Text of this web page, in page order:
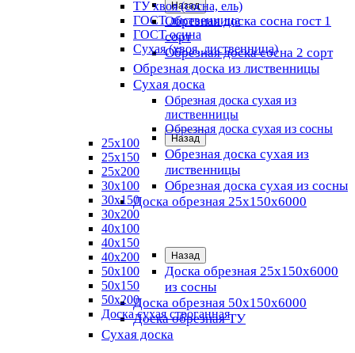
Назад
Обрезная доска сосна гост 1
сорт
Обрезная доска сосна 2 сорт
Обрезная доска из лиственницы
Сухая доска
Назад
Обрезная доска сухая из
лиственницы
Обрезная доска сухая из сосны
Доска обрезная 25х150х6000
Назад
Доска обрезная 25x150x6000
из сосны
Доска обрезная 50х150х6000
Доска обрезная ТУ
Сухая доска
ТУ хвоя (сосна, ель)
ГОСТ лиственница
ГОСТ осина
Сухая (хвоя, лиственница)
Обрезная доска сухая из
лиственницы
Обрезная доска сухая из сосны
25х100
25х150
25х200
30х100
30х150
30х200
40х100
40х150
40х200
50х100
50х150
50х200
Доска сухая строганная